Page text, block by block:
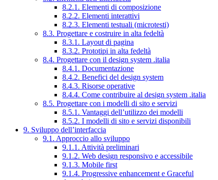
8.2.1. Elementi di composizione
8.2.2. Elementi interattivi
8.2.3. Elementi testuali (microtesti)
8.3. Progettare e costruire in alta fedeltà
8.3.1. Layout di pagina
8.3.2. Prototipi in alta fedeltà
8.4. Progettare con il design system .italia
8.4.1. Documentazione
8.4.2. Benefici del design system
8.4.3. Risorse operative
8.4.4. Come contribuire al design system .italia
8.5. Progettare con i modelli di sito e servizi
8.5.1. Vantaggi dell’utilizzo dei modelli
8.5.2. I modelli di sito e servizi disponibili
9. Sviluppo dell’interfaccia
9.1. Approccio allo sviluppo
9.1.1. Attività preliminari
9.1.2. Web design responsivo e accessibile
9.1.3. Mobile first
9.1.4. Progressive enhancement e Graceful